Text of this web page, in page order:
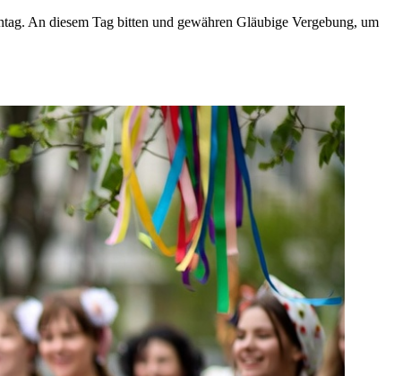
An diesem Tag bitten und gewähren Gläubige Vergebung, um